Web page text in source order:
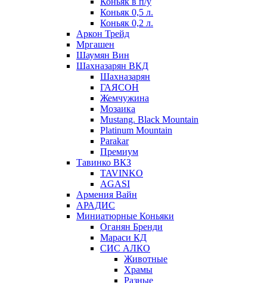
Коньяк 0,5 л.
Коньяк 0,2 л.
Аркон Трейд
Мргашен
Шаумян Вин
Шахназарян ВКД
Шахназарян
ГАЯСОН
Жемчужина
Мозаика
Mustang. Black Mountain
Platinum Mountain
Parakar
Премиум
Тавинко ВКЗ
TAVINKO
AGASI
Армения Вайн
АРАДИС
Миниатюрные Коньяки
Оганян Бренди
Мараси КД
СИС АЛКО
Животные
Храмы
Разные